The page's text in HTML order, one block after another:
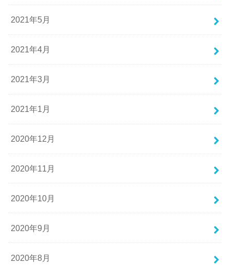
2021年5月
2021年4月
2021年3月
2021年1月
2020年12月
2020年11月
2020年10月
2020年9月
2020年8月